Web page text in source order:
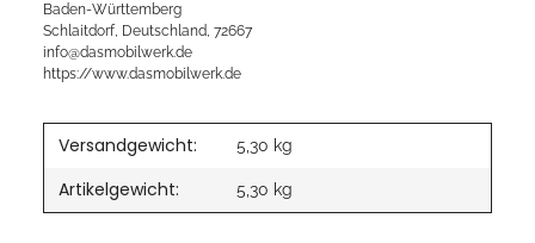
Baden-Württemberg
Schlaitdorf, Deutschland, 72667
info@dasmobilwerk.de
https://www.dasmobilwerk.de
Versandgewicht: 5,30 kg
Artikelgewicht: 5,30 kg